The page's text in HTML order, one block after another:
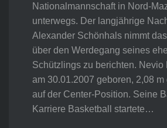
Nationalmannschaft in Nord-
unterwegs. Der langjährige
Alexander Schönhals nimmt
über den Werdegang seines
Schützlings zu berichten. Nevio
am 30.01.2007 geboren, 2,08
auf der Center-Position. Seine
Karriere Basketball startete…